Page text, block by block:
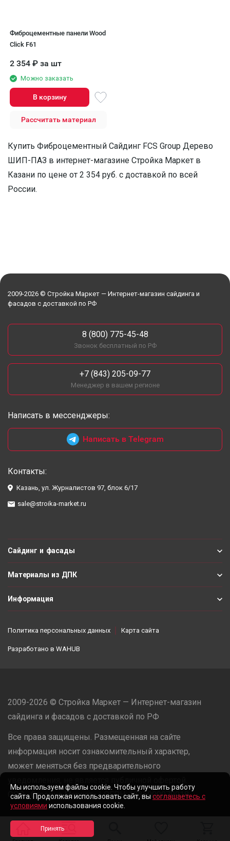
Фиброцементные панели Wood
Click F61
2 354 ₽ за шт
Можно заказать
В корзину
Рассчитать материал
Купить Фиброцементный Сайдинг FCS Group Дерево
ШИП-ПАЗ в интернет-магазине Стройка Маркет в
Казани по цене от 2 354 руб. с доставкой по всей
России.
2009-2026 © Стройка Маркет — Интернет-магазин сайдинга и
фасадов с доставкой по РФ
8 (800) 775-45-48
Звонок бесплатный по РФ
+7 (843) 205-09-77
Менеджер в вашем регионе
Написать в мессенджеры:
Написать в Telegram
Контакты:
Казань, ул. Журналистов 97, блок 6/17
sale@stroika-market.ru
Сайдинг и фасады
Материалы из ДПК
Информация
Политика персональных данных Карта сайта
Разработано в WAHUB
2009-2026 © Стройка Маркет — Интернет-магазин
сайдинга и фасадов с доставкой по РФ
Все права защищены. Размещенная на сайте
информация носит ознакомительный характер,
может меняться без предварительного
ООО «Стройка Маркет» | ОГРН: 1235000079918
Разработано в
Мы используем файлы cookie. Чтобы улучшить работу
сайта. Продолжая использовать сайт, вы соглашаетесь с
условиями использования cookie.